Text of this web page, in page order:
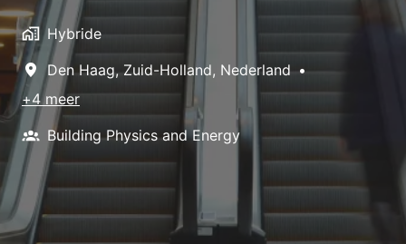
Hybride
Den Haag, Zuid-Holland, Nederland •
+4 meer
Building Physics and Energy